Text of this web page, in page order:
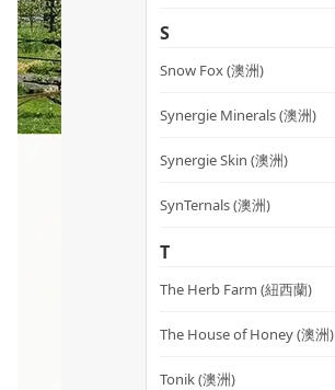
S
Snow Fox (澳洲)
Synergie Minerals (澳洲)
Synergie Skin (澳洲)
SynTernals (澳洲)
T
The Herb Farm (紐西蘭)
The House of Honey (澳洲)
Tonik (澳洲)